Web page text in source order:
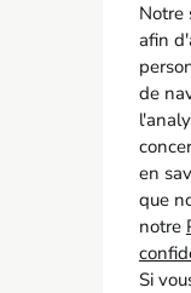
Notre
afin
de
en
que
notre
Si